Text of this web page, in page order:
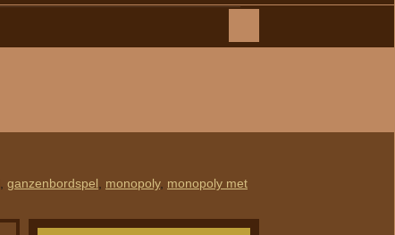
Zoeken
ganzenbordspel monopoly, monopoly met